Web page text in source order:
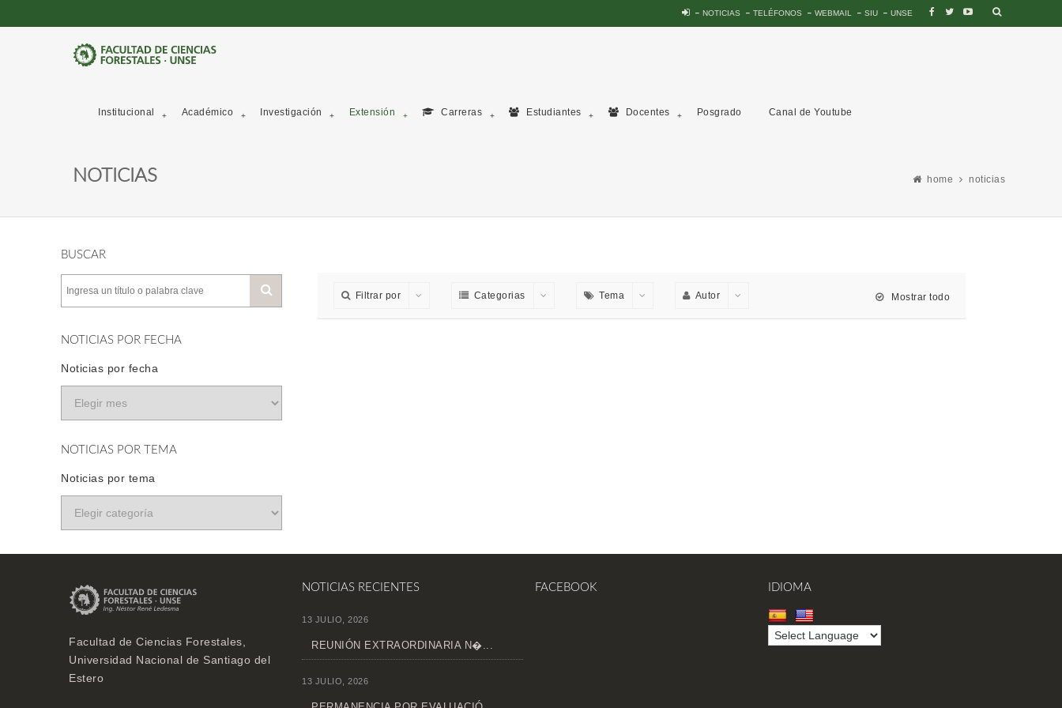
NOTICIAS TELÉFONOS WEBMAIL SIU UNSE
Institucional Académico Investigación Extensión Carreras Estudiantes Docentes Posgrado Canal de Youtube
NOTICIAS home noticias
BUSCAR
NOTICIAS POR FECHA
Noticias por fecha
NOTICIAS POR TEMA
Noticias por tema
Filtrar por Categorias Tema Autor Mostrar todo
Facultad de Ciencias Forestales,
Universidad Nacional de Santiago del
Estero
NOTICIAS RECIENTES
13 JULIO, 2026
REUNIÓN EXTRAORDINARIA N�...
13 JULIO, 2026
FACEBOOK IDIOMA